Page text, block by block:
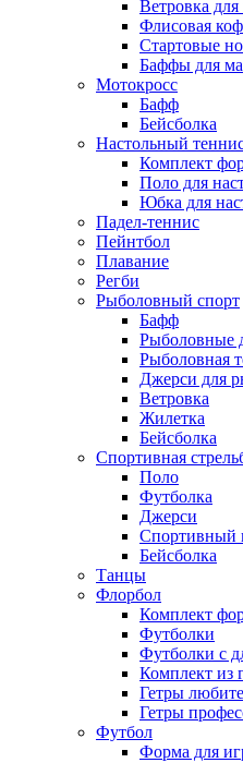
Ветровка
Флисовая
Стартовые
Баффы для
Мотокросс
Бафф
Бейсболка
Настольный
Комплект
Поло для
Юбка для
Падел-теннис
Пейнтбол
Плавание
Регби
Рыболовный спорт
Бафф
Рыболовные
Рыболовная
Джерси для
Ветровка
Жилетка
Бейсболка
Спортивная
Поло
Футболка
Джерси
Спортивный
Бейсболка
Танцы
Флорбол
Комплект
Футболки
Футболки с
Комплект из
Гетры
Гетры
Футбол
Форма для